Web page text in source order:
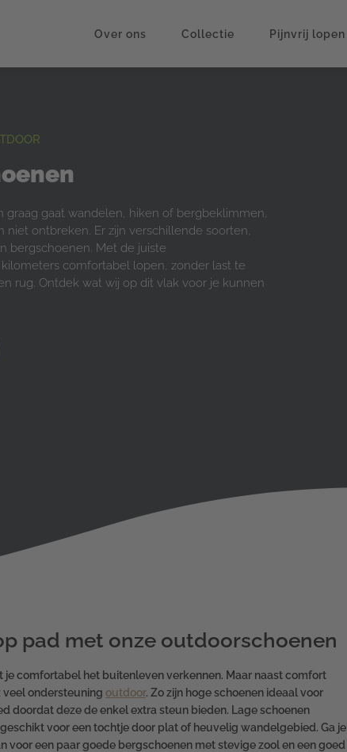
Over ons Collectie Pijnvrij lopen
graag gaat wandelen, hiken of bergbeklimmen,
ontbreken. Er zijn verschillende soorten,
bergschoenen. Met de juiste
comfortabel lopen, zonder last te
rug. Ontdek wat wij op dit vlak voor je kunnen
pad met onze outdoorschoenen
je comfortabel het buitenleven verkennen. Maar naast comfort
veel ondersteuning outdoor. Zo zijn hoge schoenen ideaal voor
doordat deze de enkel extra steun bieden. Lage schoenen
voor een tochtje door plat of heuvelig wandelgebied. Ga je
voor een paar goede bergschoenen met stevige zool en een goed